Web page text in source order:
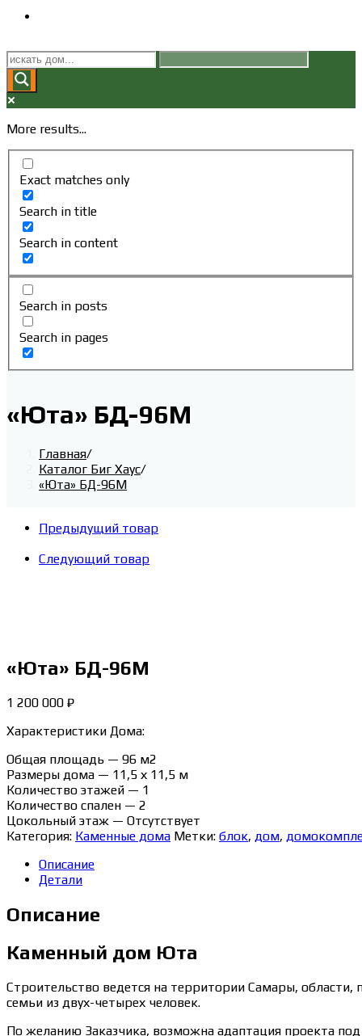
ПОИСК
ПО
ВЕБ-
More results...
Exact matches only
Search in title
Search in content
Search in posts
Search in pages
«Юта» БД-96М
Главная/
Каталог Биг Хаус/
«Юта» БД-96М
Предыдущий товар
Следующий товар
«Юта» БД-96М
1 200 000 ₽
Характеристики Дома:
Общая площадь — 96 м2
Размеры дома — 11,5 х 11,5 м
Количество этажей — 1
Количество спален — 2
Цокольный этаж — Отсутствует
Категория: Каменные дома Метки: блок, дом,
Описание
Детали
Описание
Каменный дом Юта
Строительство ведется на территории Самары,
семьи из двух-четырех человек.
По желанию Заказчика, возможна адаптация проекта